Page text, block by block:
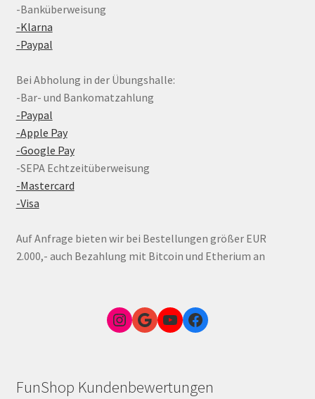
-Banküberweisung
-Klarna
-Paypal
Bei Abholung in der Übungshalle:
-Bar- und Bankomatzahlung
-Paypal
-Apple Pay
-Google Pay
-SEPA Echtzeitüberweisung
-Mastercard
-Visa
Auf Anfrage bieten wir bei Bestellungen größer EUR
2.000,- auch Bezahlung mit Bitcoin und Etherium an
Instagram
Google Link zum FunShop WienYouTubeFacebook
FunShop Kundenbewertungen